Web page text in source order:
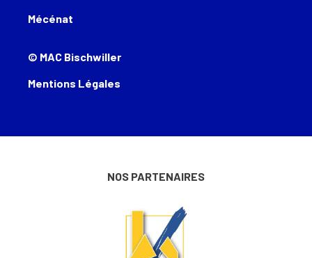
Mécénat
© MAC Bischwiller
Mentions Légales
NOS PARTENAIRES